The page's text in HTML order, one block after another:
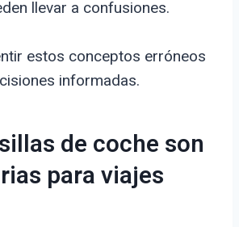
llevar a confusiones.
estos conceptos erróneos
informadas.
de coche son
para viajes